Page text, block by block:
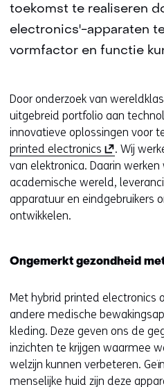
toekomst te realiseren
electronics'-apparaten
vormfactor en functie
Door onderzoek van
uitgebreid portfolio aan
innovatieve oplossingen voor
printed electronics (
o
p
e
n
i
e
u
w
v
e
. Wij
van elektronica. Daarin
academische wereld,
apparatuur en eindgebruikers
ontwikkelen.
Ongemerkt gezondheid
Met hybrid printed electronics
andere medische
kleding. Deze geven ons de
inzichten te krijgen waarmee
welzijn kunnen verbeteren.
menselijke huid zijn deze